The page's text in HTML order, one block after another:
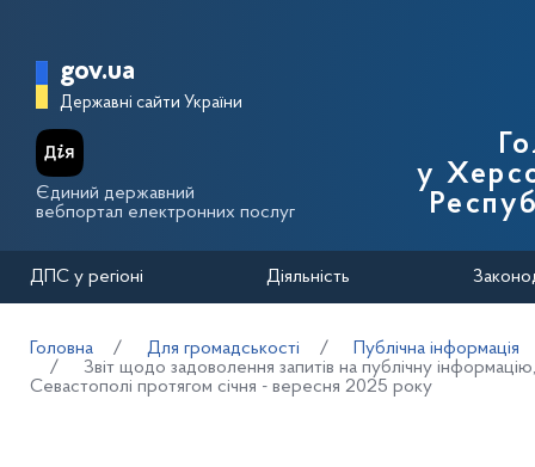
Головна сторінка Державної
gov.ua
Державні сайти України
Єдиний державний
вебпортал електронних послуг
у
ДПС у регіоні Діяльність
Головна Для громадськості
Публічна інформація
Звіт щодо задоволення запитів на публічну
Севастополі протягом січня - вересня 2025 року